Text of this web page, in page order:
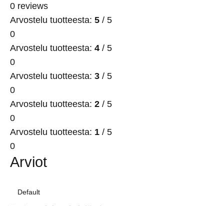
0 reviews
Arvostelu tuotteesta: 5 / 5
0
Arvostelu tuotteesta: 4 / 5
0
Arvostelu tuotteesta: 3 / 5
0
Arvostelu tuotteesta: 2 / 5
0
Arvostelu tuotteesta: 1 / 5
0
Arviot